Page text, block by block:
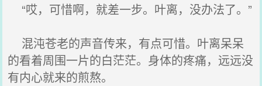
“哎，可惜啊，就差一步。叶离，没办法了。”
混沌苍老的声音传来，有点可惜。叶离呆呆
的看着周围一片的白茫茫。身体的疼痛，远远没
有内心就来的煎熬。